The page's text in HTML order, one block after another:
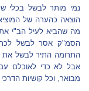
נמי מותר לבשל בכלי
הוצאה כהערה של
מה שהביא לעיל הב"י
הסמ"ק אסר לבשל
התרומה התיר לבשל את
אבל לא כדי לאוכלם עם
מבואר, וכל קושיות